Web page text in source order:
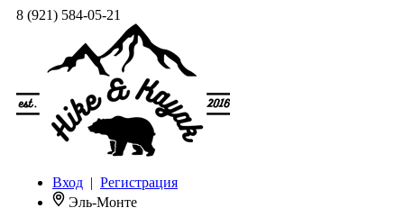
8 (921) 584-05-21
Вход | Регистрация
Эль-Монте